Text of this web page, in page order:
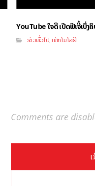
YouTube ໃຈດີ ເປີດຟີເຈີ້ເບິ່
ຂ່າວທົ່ວໄປ,ເທັກໂນໂລຢີ
Comments are